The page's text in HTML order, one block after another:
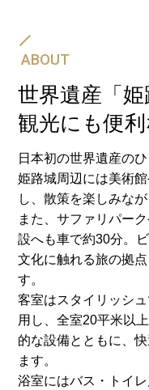
新幹
ABOUT
世界遺産「姫
観光にも便
日本初の世界遺産の
姫路城周辺には美術
し、散策を楽しみな
また、サファリパー
設へも車で約30分。
文化に触れる旅の拠
す。
客室はスタイリッシ
用し、全室20平米以
的な設備とともに、
ます。
浴室にはバス・トイ